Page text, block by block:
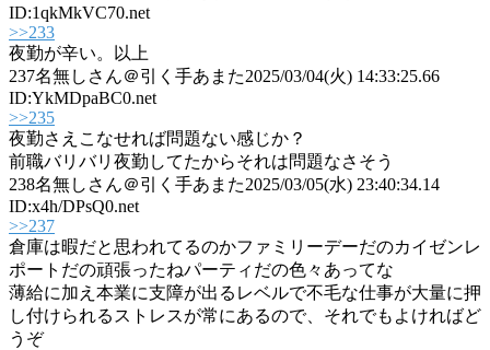
ID:1qkMkVC70.net
>>233
夜勤が辛い。以上
237名無しさん＠引く手あまた2025/03/04(火) 14:33:25.66
ID:YkMDpaBC0.net
>>235
夜勤さえこなせれば問題ない感じか？
前職バリバリ夜勤してたからそれは問題なさそう
238名無しさん＠引く手あまた2025/03/05(水) 23:40:34.14
ID:x4h/DPsQ0.net
>>237
倉庫は暇だと思われてるのかファミリーデーだのカイゼンレ
ポートだの頑張ったねパーティだの色々あってな
薄給に加え本業に支障が出るレベルで不毛な仕事が大量に押
し付けられるストレスが常にあるので、それでもよければど
うぞ